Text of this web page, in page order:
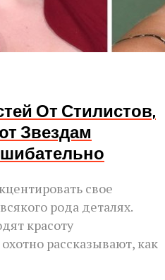
От Стилистов,
Звездам
свое
рода деталях.
красоту
рассказывают, как